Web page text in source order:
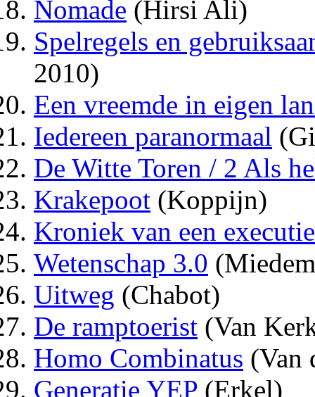
Nomade (Hirsi Ali)
Spelregels en
2010)
Een vreemde in eigen
Iedereen paranormaal
De Witte Toren / 2 Als
Krakepoot (Koppijn)
Kroniek van een executie
Wetenschap 3.0
Uitweg (Chabot)
De ramptoerist (Van
Homo Combinatus (Van
Generatie YEP (Erkel)